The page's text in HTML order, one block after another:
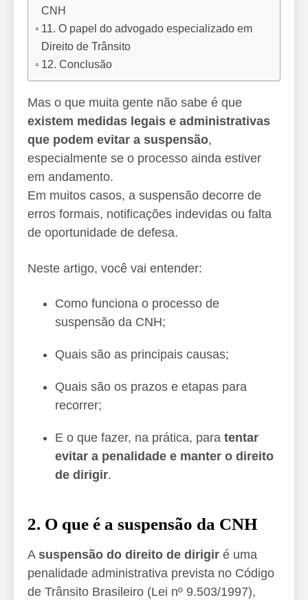
CNH
11. O papel do advogado especializado em
Direito de Trânsito
12. Conclusão
Mas o que muita gente não sabe é que
existem medidas legais e administrativas
que podem evitar a suspensão,
especialmente se o processo ainda estiver
em andamento.
Em muitos casos, a suspensão decorre de
erros formais, notificações indevidas ou falta
de oportunidade de defesa.
Neste artigo, você vai entender:
Como funciona o processo de
suspensão da CNH;
Quais são as principais causas;
Quais são os prazos e etapas para
recorrer;
E o que fazer, na prática, para tentar
evitar a penalidade e manter o direito
de dirigir.
2. O que é a suspensão da CNH
A suspensão do direito de dirigir é uma
penalidade administrativa prevista no Código
de Trânsito Brasileiro (Lei nº 9.503/1997),